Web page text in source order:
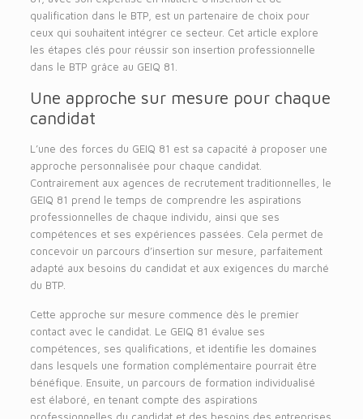
qualification dans le BTP, est un partenaire de choix pour
ceux qui souhaitent intégrer ce secteur. Cet article explore
les étapes clés pour réussir son insertion professionnelle
dans le BTP grâce au GEIQ 81.
Une approche sur mesure pour chaque
candidat
L’une des forces du GEIQ 81 est sa capacité à proposer une
approche personnalisée pour chaque candidat.
Contrairement aux agences de recrutement traditionnelles, le
GEIQ 81 prend le temps de comprendre les aspirations
professionnelles de chaque individu, ainsi que ses
compétences et ses expériences passées. Cela permet de
concevoir un parcours d’insertion sur mesure, parfaitement
adapté aux besoins du candidat et aux exigences du marché
du BTP.
Cette approche sur mesure commence dès le premier
contact avec le candidat. Le GEIQ 81 évalue ses
compétences, ses qualifications, et identifie les domaines
dans lesquels une formation complémentaire pourrait être
bénéfique. Ensuite, un parcours de formation individualisé
est élaboré, en tenant compte des aspirations